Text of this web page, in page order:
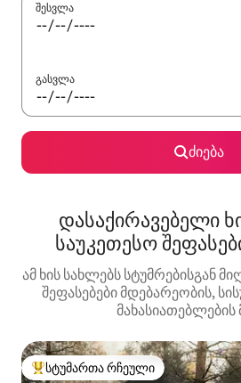
შესვლა
გასვლა
ძიება
დასაქირავებელი
საუკეთესო
ამ ხის სახლებს სტუმრებისგან
შეფასებები მდებარეობის,
მახასიათებლების
სტუმართა რჩეული მოწინავე
სტუმართა რჩეული